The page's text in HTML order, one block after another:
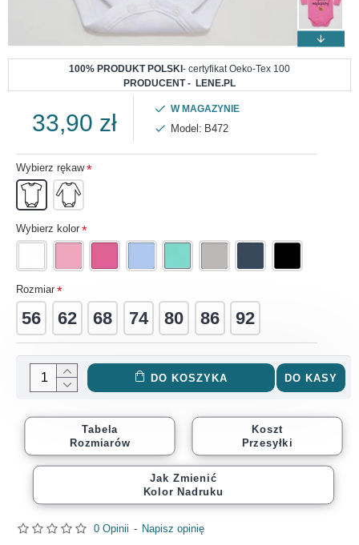
100% PRODUKT POLSKI - certyfikat Oeko-Tex 100
PRODUCENT - LENE.PL
0 Opinii - Napisz opinię
33,90 zł
W MAGAZYNIE
Model: B472
Wybierz rękaw
Wybierz kolor
Rozmiar
56 62 68 74 80 86 92
DO KOSZYKA DO KASY
Tabela
Rozmiarów
Koszt
Przesyłki
Jak Zmienić
Kolor Nadruku